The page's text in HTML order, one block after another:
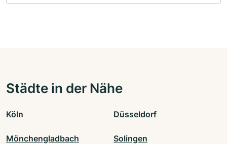
Städte in der Nähe
Köln Düsseldorf
Mönchengladbach Solingen